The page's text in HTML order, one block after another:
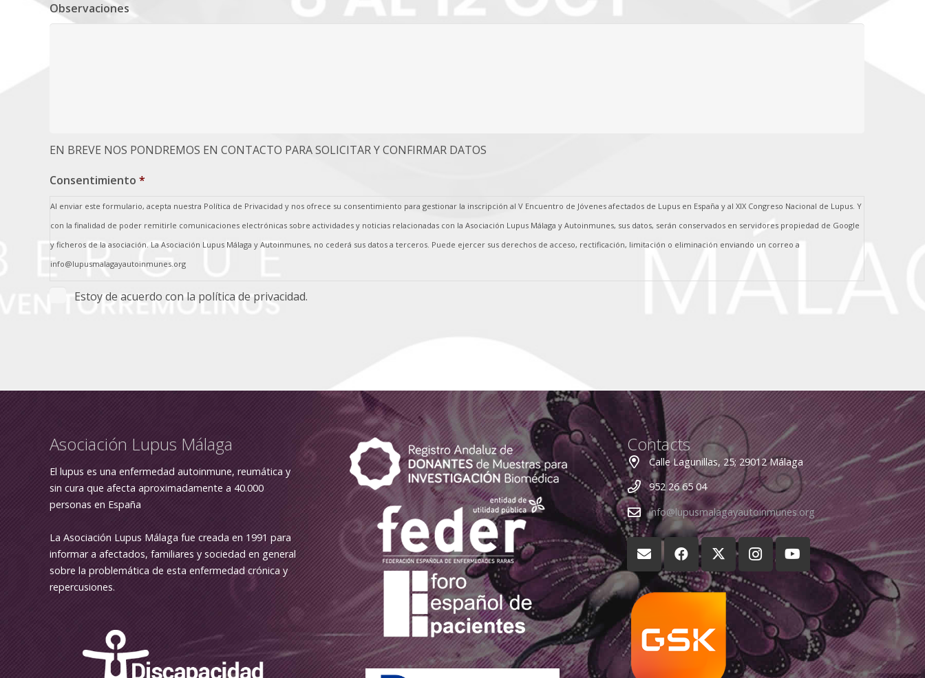
de
archivos
Observaciones
EN BREVE NOS PONDREMOS EN CONTACTO PARA SOLICITAR Y CONFIRMAR DATOS
Consentimiento *
Al enviar este formulario, acepta nuestra Política de Privacidad y nos ofrece su consentimiento para gestionar la inscripción al V Encuentro de Jóvenes afectados de Lupus en España y al XIX Congreso Nacional de Lupus. Y
con la finalidad de poder remitirle comunicaciones electrónicas sobre actividades y noticias relacionadas con la Asociación Lupus Málaga y Autoinmunes, sus datos, serán conservados en servidores propiedad de Google
y ficheros de la asociación. La Asociación Lupus Málaga y Autoinmunes, no cederá sus datos a terceros. Puede ejercer sus derechos de acceso, rectificación, limitación o eliminación enviando un correo a
info@lupusmalagayautoinmunes.org
Estoy de acuerdo con la política de privacidad.
Asociación Lupus Málaga
El lupus es una enfermedad autoinmune, reumática y
sin cura que afecta aproximadamente a 40.000
personas en España
La Asociación Lupus Málaga fue creada en 1991 para
informar a afectados, familiares y sociedad en general
sobre la problemática de esta enfermedad crónica y
repercusiones.
Contacts
Calle Lagunillas, 25; 29012 Málaga
952 26 65 04
info@lupusmalagayautoinmunes.org